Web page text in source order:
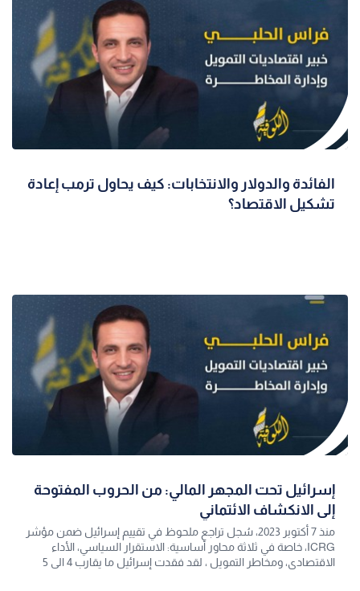
الفائدة والدولار والانتخابات: كيف يحاول ترمب إعادة
تشكيل الاقتصاد؟
إسرائيل تحت المجهر المالي: من الحروب المفتوحة
إلى الانكشاف الائتماني
منذ 7 أكتوبر 2023، سُجل تراجع ملحوظ في تقييم إسرائيل ضمن مؤشر
ICRG، خاصة في ثلاثة محاور أساسية: الاستقرار السياسي، الأداء
الاقتصادي، ومخاطر التمويل ، لقد فقدت إسرائيل ما يقارب 4 الى 5